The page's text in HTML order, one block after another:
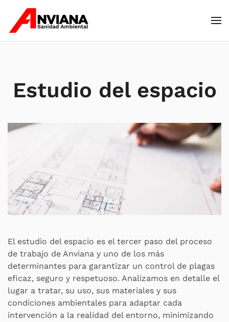
Skip to main content
Estudio del espacio
El estudio del espacio es el tercer paso del proceso
de trabajo de Anviana y uno de los más
determinantes para garantizar un control de plagas
eficaz, seguro y respetuoso. Analizamos en detalle el
lugar a tratar, su uso, sus materiales y sus
condiciones ambientales para adaptar cada
intervención a la realidad del entorno, minimizando